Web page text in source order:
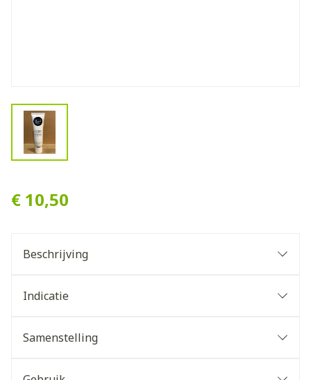
View larger image
€ 10,50
Beschrijving
Indicatie
Samenstelling